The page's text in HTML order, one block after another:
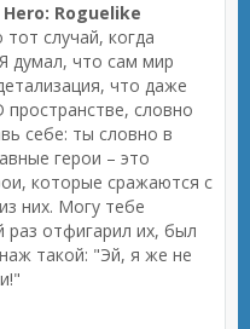
Roguelike
случай, когда
думал, что сам мир
что даже
словно
себе: ты словно в
герои – это
которые сражаются с
них. Могу тебе
раз отфигарил их, был
такой: "Эй, я же не